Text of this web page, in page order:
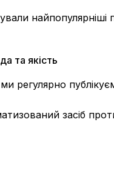
та якість
регулярно
засіб